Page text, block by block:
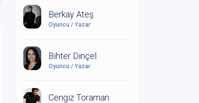
Berkay Ateş
Oyuncu / Yazar
Bihter Dinçel
Oyuncu / Yazar
Cengiz Toraman